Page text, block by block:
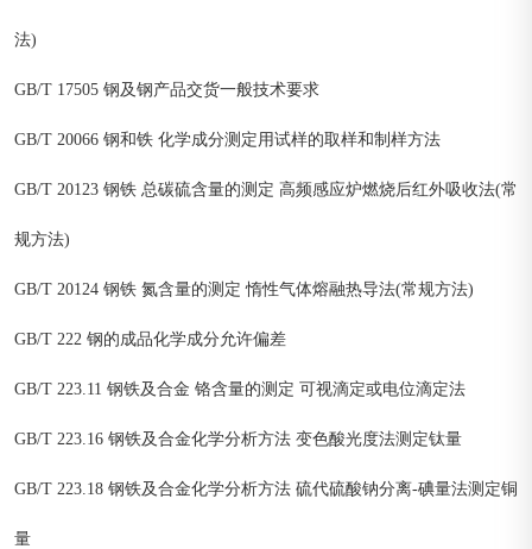
法)
GB/T 17505 钢及钢产品交货一般技术要求
GB/T 20066 钢和铁 化学成分测定用试样的取样和制样方法
GB/T 20123 钢铁 总碳硫含量的测定 高频感应炉燃烧后红外吸收法(常
规方法)
GB/T 20124 钢铁 氮含量的测定 惰性气体熔融热导法(常规方法)
GB/T 222 钢的成品化学成分允许偏差
GB/T 223.11 钢铁及合金 铬含量的测定 可视滴定或电位滴定法
GB/T 223.16 钢铁及合金化学分析方法 变色酸光度法测定钛量
GB/T 223.18 钢铁及合金化学分析方法 硫代硫酸钠分离-碘量法测定铜
量